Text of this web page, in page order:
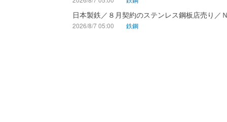
日本製鉄／８月契約のステンレス鋼板店売り／
2026/8/7 05:00 鉄鋼